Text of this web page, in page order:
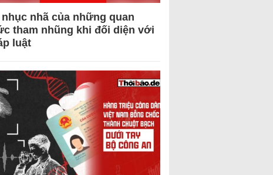
nhã của những quan
tham nhũng khi đối diện với
luật